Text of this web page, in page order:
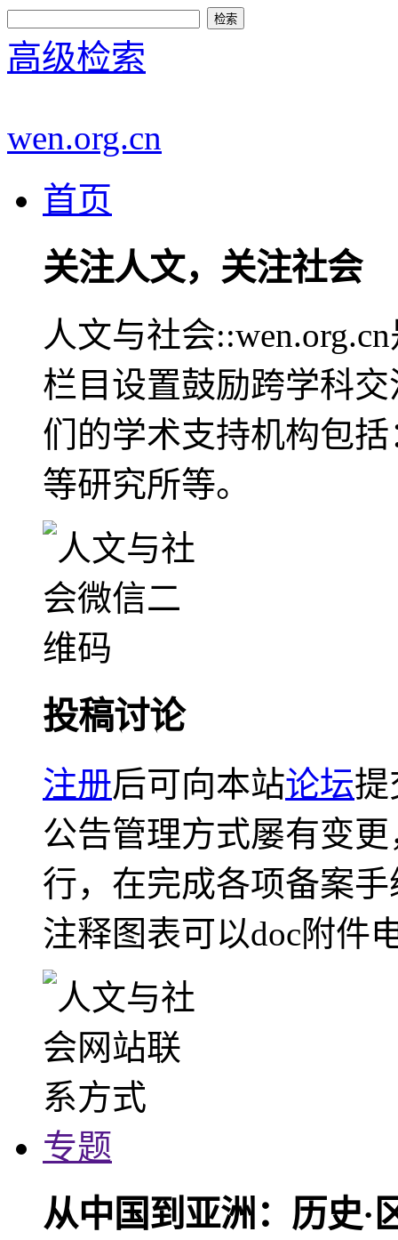
高级检索
wen.org.cn
首页
关注人文，关注社会
人文与社会
栏目设置鼓励跨学科
们的学术支持机构包
等研究所等。
投稿讨论
注册后可向本站论坛提
公告管理方式屡有变
行，在完成各项备案
注释图表可以doc附件
专题
从中国到亚洲：历史·